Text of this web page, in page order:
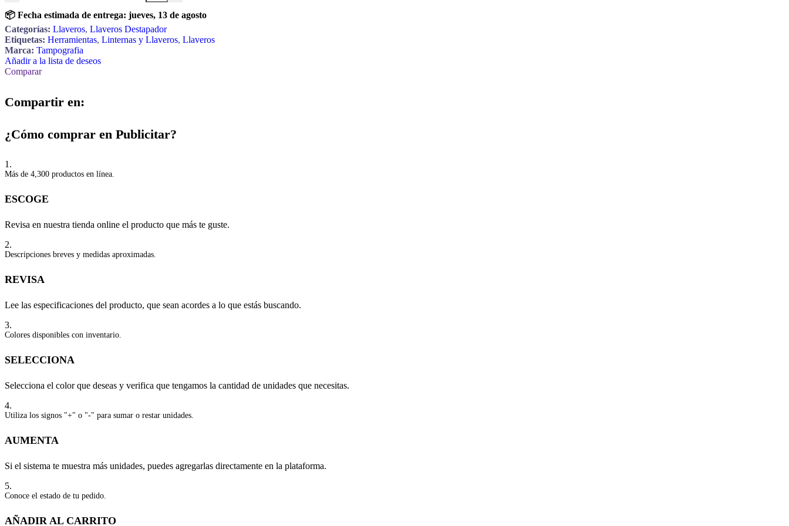
📦 Fecha estimada de entrega: jueves, 13 de agosto
Categorías: Llaveros, Llaveros Destapador
Etiquetas: Herramientas, Linternas y Llaveros, Llaveros
Marca: Tampografia
Añadir a la lista de deseos
Comparar
Compartir en:
¿Cómo comprar en Publicitar?
1.
Más de 4,300 productos en línea.
ESCOGE
Revisa en nuestra tienda online el producto que más te guste.
2.
Descripciones breves y medidas aproximadas.
REVISA
Lee las especificaciones del producto, que sean acordes a lo que estás buscando.
3.
Colores disponibles con inventario.
SELECCIONA
Selecciona el color que deseas y verifica que tengamos la cantidad de unidades que necesitas.
4.
Utiliza los signos "+" o "-" para sumar o restar unidades.
AUMENTA
Si el sistema te muestra más unidades, puedes agregarlas directamente en la plataforma.
5.
Conoce el estado de tu pedido.
AÑADIR AL CARRITO